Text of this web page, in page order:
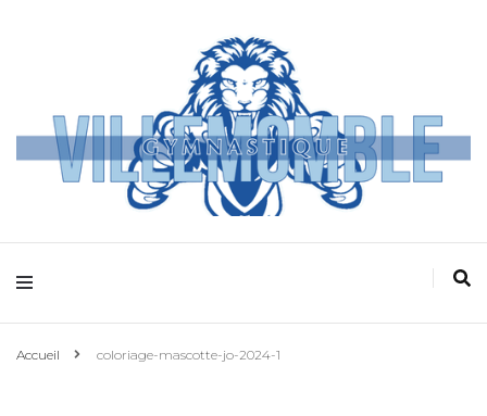
Villemomble
Gymnastique
Accueil coloriage-mascotte-jo-2024-1